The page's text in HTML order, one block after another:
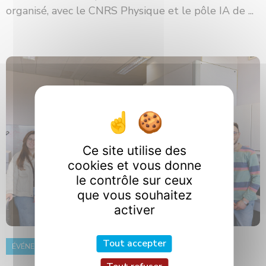
organisé, avec le CNRS Physique et le pôle IA de ...
ÉVÉNEMENT 8 juin 2026
Ce site utilise des
cookies et vous donne
le contrôle sur ceux
que vous souhaitez
activer
Tout accepter